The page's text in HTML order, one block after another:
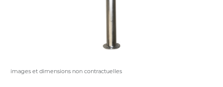
images et dimensions non contractuelles